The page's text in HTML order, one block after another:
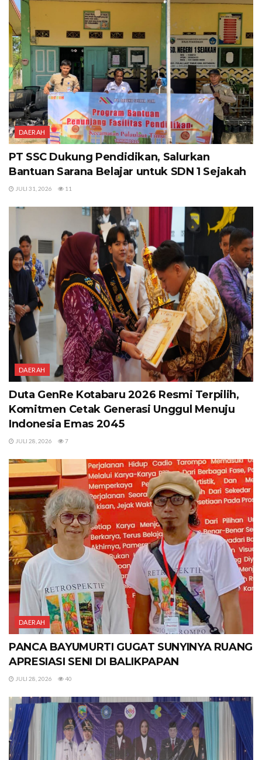
DAERAH
PT SSC Dukung Pendidikan, Salurkan
Bantuan Sarana Belajar untuk SDN 1 Sejakah
JULI 31, 2026 11
DAERAH
Duta GenRe Kotabaru 2026 Resmi Terpilih,
Komitmen Cetak Generasi Unggul Menuju
Indonesia Emas 2045
JULI 28, 2026 7
DAERAH
PANCA BAYUMURTI GUGAT SUNYINYA RUANG
APRESIASI SENI DI BALIKPAPAN
JULI 28, 2026 40